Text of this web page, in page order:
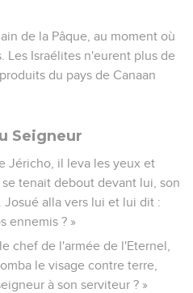
de la Pâque, au moment où
Les Israélites n'eurent plus de
du pays de Canaan
Seigneur
Jéricho, il leva les yeux et
tenait debout devant lui, son
alla vers lui et lui dit :
ennemis ? »
chef de l'armée de l'Eternel,
le visage contre terre,
à son serviteur ? »